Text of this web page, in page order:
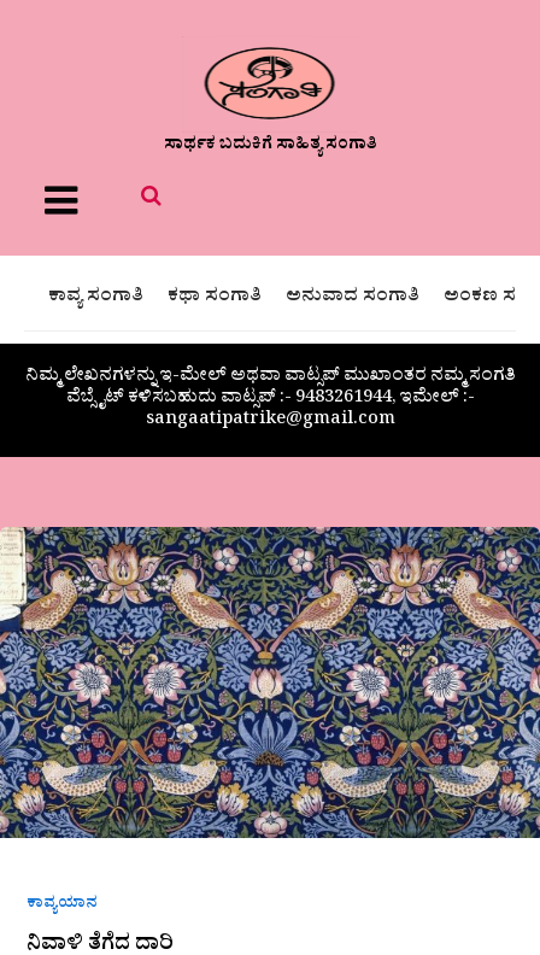
ಸಾರ್ಥಕ ಬದುಕಿಗೆ ಸಾಹಿತ್ಯ ಸಂಗಾತಿ
Menu
ಕಾವ್ಯ ಸಂಗಾತಿ ಕಥಾ ಸಂಗಾತಿ ಅನುವಾದ ಸಂಗಾತಿ ಅಂಕಣ
ನಿಮ್ಮ ಲೇಖನಗಳನ್ನು ಇ-ಮೇಲ್ ಅಥವಾ ವಾಟ್ಸಪ್ ಮುಖಾಂತರ ನಮ್ಮ ಸಂಗತಿ
ವೆಬ್ಸೈಟ್ ಕಳಿಸಬಹುದು ವಾಟ್ಸಪ್‌ :- 9483261944, ಇಮೇಲ್ :-
sangaatipatrike@gmail.com
ಕಾವ್ಯಯಾನ
ನಿವಾಳಿ ತೆಗೆದ ದಾರಿ
ನಿವಾಳಿ
ತೆಗೆದ
ದಾರಿ